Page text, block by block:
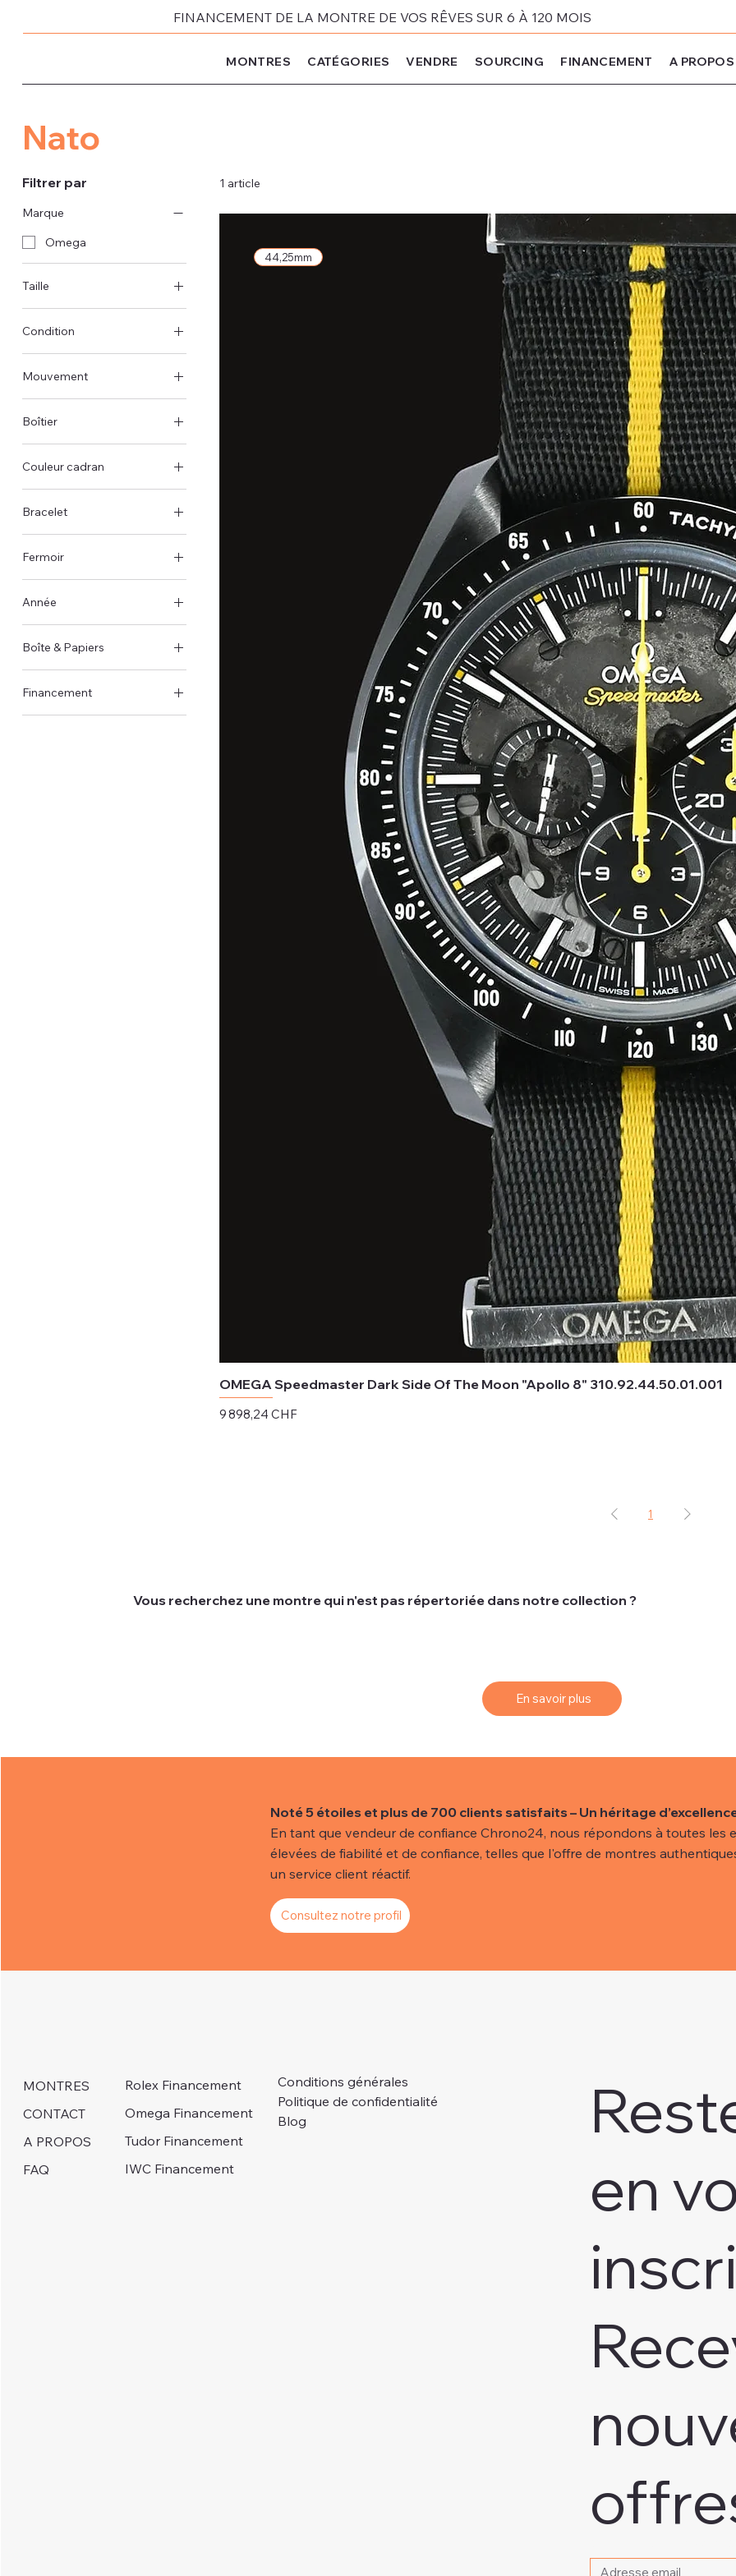
FINANCEMENT DE LA MONTRE DE VOS RÊVES SUR 6 À 120 MOIS
MONTRES CATÉGORIES VENDRE SOURCING FINANCEMENT A PROPOS
Vous recherchez une montre qui n'est pas répertoriée dans notre collection ?
En savoir plus
Nato
Filtrer par
Marque
Omega
Taille
Condition
Mouvement
Boîtier
Couleur cadran
Bracelet
Nato
Fermoir
Boucle à ardillon
Année
Boîte & Papiers
Financement
1 article
44,25mm
OMEGA Speedmaster Dark Side Of The Moon "Apollo 8" 310.92.44.50.01.001
Prix
9 898,24 CHF
1
Noté 5 étoiles et plus de 700 clients satisfaits – Un héritage
En tant que vendeur de confiance Chrono24, nous répondons à toutes les
élevées de fiabilité et de confiance, telles que l'offre de montres
un service client réactif.
Consultez notre profil
MONTRES
CONTACT
A PROPOS
FAQ
Rolex Financement
Omega Financement
Tudor Financement
IWC Financement
Conditions générales
Politique de confidentialité
Blog
en